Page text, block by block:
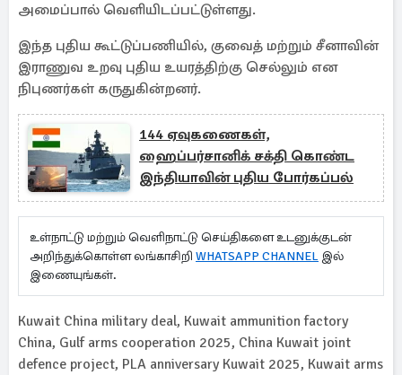
அமைப்பால் வெளியிடப்பட்டுள்ளது.
இந்த புதிய கூட்டுப்பணியில், குவைத் மற்றும் சீனாவின்
இராணுவ உறவு புதிய உயரத்திற்கு செல்லும் என
நிபுணர்கள் கருதுகின்றனர்.
144 ஏவுகணைகள்,
ஹைப்பர்சானிக் சக்தி கொண்ட
இந்தியாவின் புதிய போர்கப்பல்
உள்நாட்டு மற்றும் வெளிநாட்டு செய்திகளை உடனுக்குடன்
அறிந்துக்கொள்ள லங்காசிறி WHATSAPP CHANNEL இல்
இணையுங்கள்.
Kuwait China military deal, Kuwait ammunition factory
China, Gulf arms cooperation 2025, China Kuwait joint
defence project, PLA anniversary Kuwait 2025, Kuwait arms